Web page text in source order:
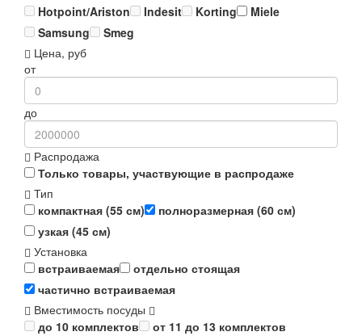
Hotpoint/Ariston
Indesit Korting
Miele
Samsung
Smeg
Цена, руб
от
до
Распродажа
Только товары, участвующие в распродаже
Тип
компактная (55 см)
полноразмерная (60 см)
узкая (45 см)
Установка
встраиваемая
отдельно стоящая
частично встраиваемая
Вместимость посуды
до 10 комплектов
от 11 до 13 комплектов